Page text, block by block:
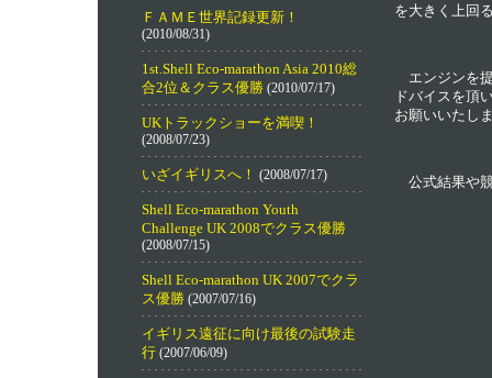
ＦＡＭＥ世界記録更新！
(2010/08/31)
1st.Shell Eco-marathon Asia 2010総
合2位＆クラス優勝(2010/07/17)
UKトラックショーを満喫！
(2008/07/23)
いざイギリスへ！ (2008/07/17)
Shell Eco-marathon Youth
Challenge UK 2008でクラス優勝
(2008/07/15)
Shell Eco-marathon UK 2007でクラ
ス優勝(2007/07/16)
イギリス遠征に向け最後の試験走
行(2007/06/09)
を大きく上回
エンジンを
ドバイスを頂
お願いいたし
公式結果や